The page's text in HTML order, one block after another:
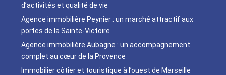
d’activités et qualité de vie
Agence immobilière Peynier : un marché attractif aux
portes de la Sainte-Victoire
Agence immobilière Aubagne : un accompagnement
complet au cœur de la Provence
Immobilier côtier et touristique à l’ouest de Marseille